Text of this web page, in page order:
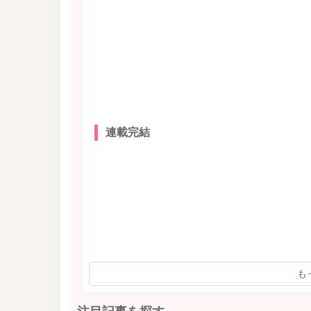
連載完結
も